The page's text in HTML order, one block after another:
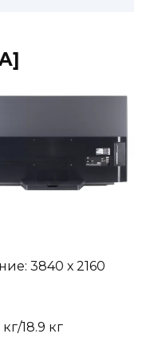
3840 х 2160
18.9 кг